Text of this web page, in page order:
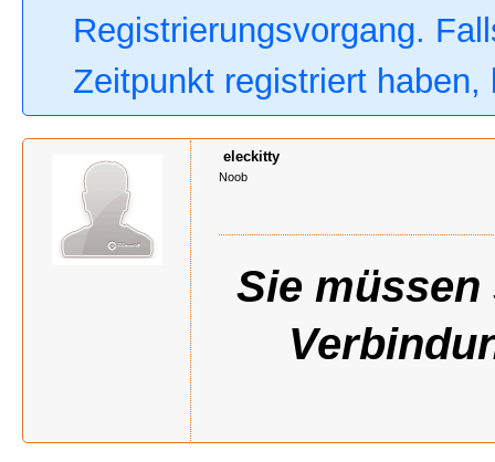
Registrierungsvorgang.
Zeitpunkt registriert
eleckitty
Noob
Sie